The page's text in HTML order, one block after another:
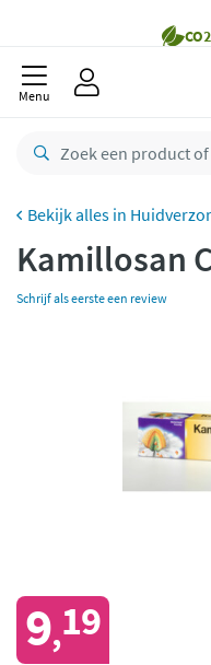
Menu
Kamillosan
Schrijf als eerste een review
9,19